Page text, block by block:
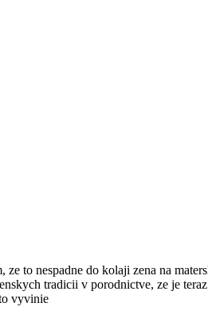
to nespadne do kolaji zena na
tradicii v porodnictve, ze je
vyvinie